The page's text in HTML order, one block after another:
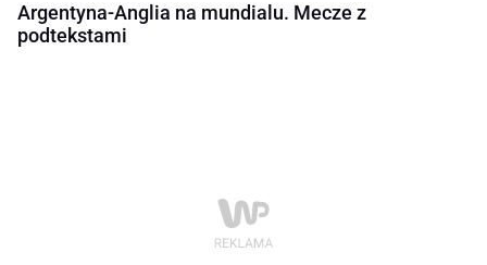
Argentyna-Anglia na mundialu. Mecze z
podtekstami